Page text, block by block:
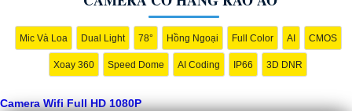
Mic Và Loa Dual Light 78° Hồng Ngoại Full Color AI CMOS
Xoay 360 Speed Dome AI Coding IP66 3D DNR
Camera Wifi Full HD 1080P